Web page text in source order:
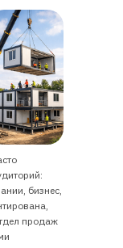
бизнес,
продаж